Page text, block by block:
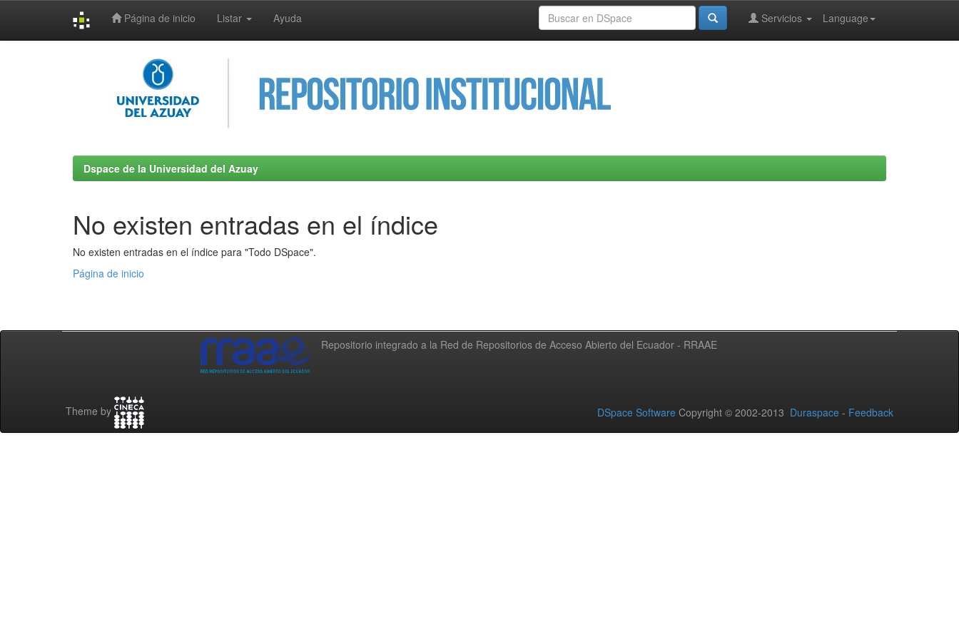
Página de inicio Listar Ayuda Language
Servicios
Dspace de la Universidad del Azuay
No existen entradas en el índice
No existen entradas en el índice para "Todo DSpace".
Página de inicio
Repositorio integrado a la Red de Repositorios de Acceso Abierto del Ecuador - RRAAE
Theme by DSpace Software Copyright © 2002-2013 Duraspace - Feedback